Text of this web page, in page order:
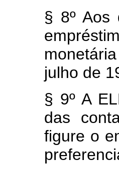
§ 8º Aos
julho de
§ 9º A
das
figure o